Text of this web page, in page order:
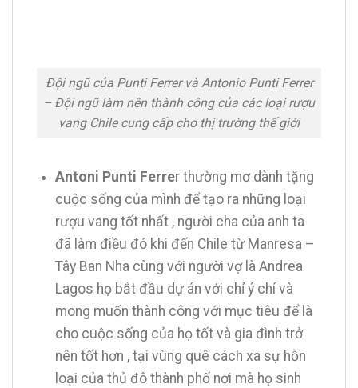
Đội ngũ của Punti Ferrer và Antonio Punti Ferrer
– Đội ngũ làm nên thành công của các loại rượu
vang Chile cung cấp cho thị trường thế giới
Antoni Punti Ferrer thường mơ dành tặng
cuộc sống của mình để tạo ra những loại
rượu vang tốt nhất , người cha của anh ta
đã làm điều đó khi đến Chile từ Manresa –
Tây Ban Nha cùng với người vợ là Andrea
Lagos họ bắt đầu dự án với chỉ ý chí và
mong muốn thành công với mục tiêu để là
cho cuộc sống của họ tốt và gia đình trở
nên tốt hơn , tại vùng quê cách xa sự hỗn
loại của thủ đô thành phố nơi mà họ sinh